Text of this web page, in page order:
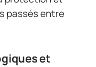
passés entre
et